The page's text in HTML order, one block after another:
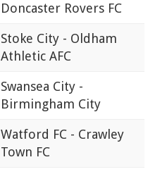
Doncaster Rovers FC
Stoke City - Oldham
Athletic AFC
Swansea City -
Birmingham City
Watford FC - Crawley
Town FC